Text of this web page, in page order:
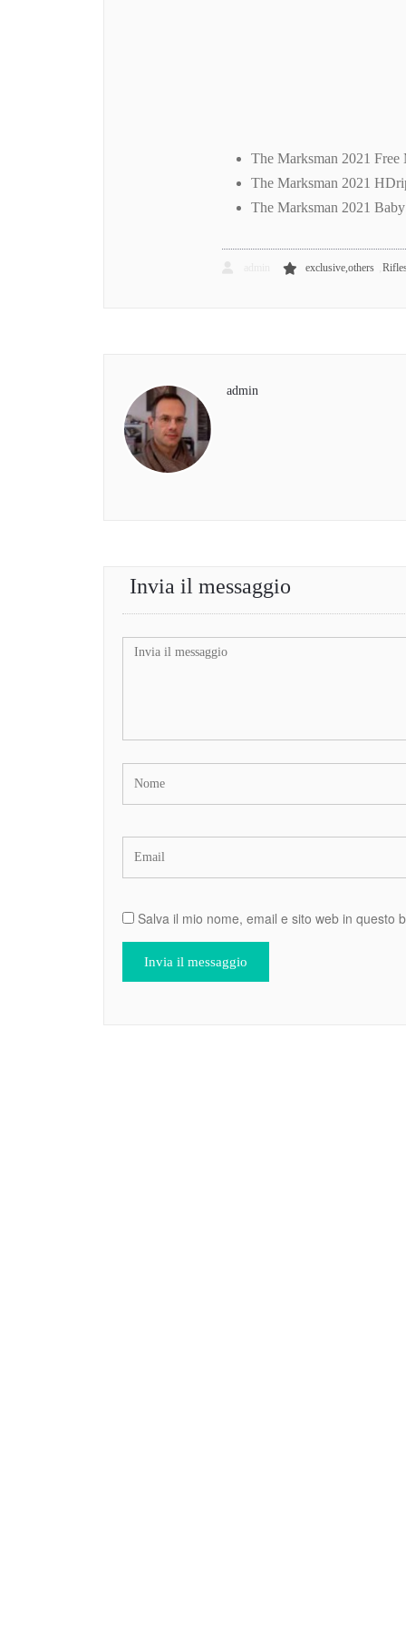
The Marksman 2021
The Marksman 2021
The Marksman 2021
exclusive,others ,
admin
Invia il messaggio
Salva il mio nome, email e sito web in questo